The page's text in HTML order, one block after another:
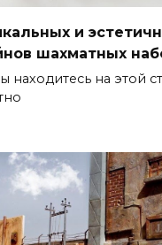
и
шахматных
находитесь на этой